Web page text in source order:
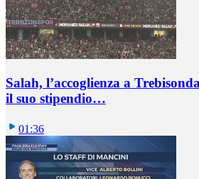
Salah, l’accoglienza a
il suo stipendio…
01:36